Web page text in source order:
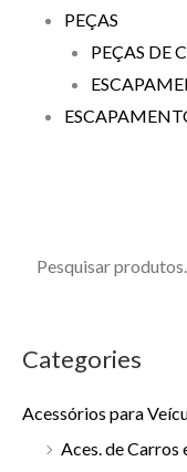
PEÇAS
PEÇAS DE
Categories
Acessórios para
Aces. de Carros